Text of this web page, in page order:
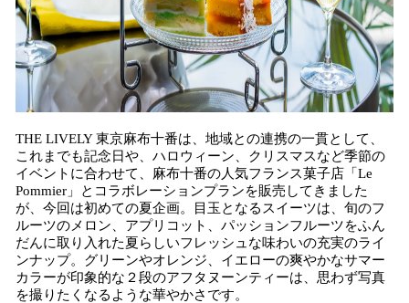
THE LIVELY 東京麻布十番は、地域との連携の一貫として、
これまでも記念日や、ハロウィーン、クリスマスなど季節の
イベントに合わせて、麻布十番の人気フランス菓子店「Le
Pommier」とコラボレーションプランを販売してきました
が、今回は初めての夏企画。目玉となるスイーツは、旬のフ
ルーツのメロン、アプリコット、パッションフルーツをふん
だんに取り入れた夏らしいフレッシュな味わいの充実のライ
ンナップ。グリーンやオレンジ、イエローの爽やかなサマー
カラーが印象的な２段のアフタヌーンティーは、思わず写真
を撮りたくなるような華やかさです。